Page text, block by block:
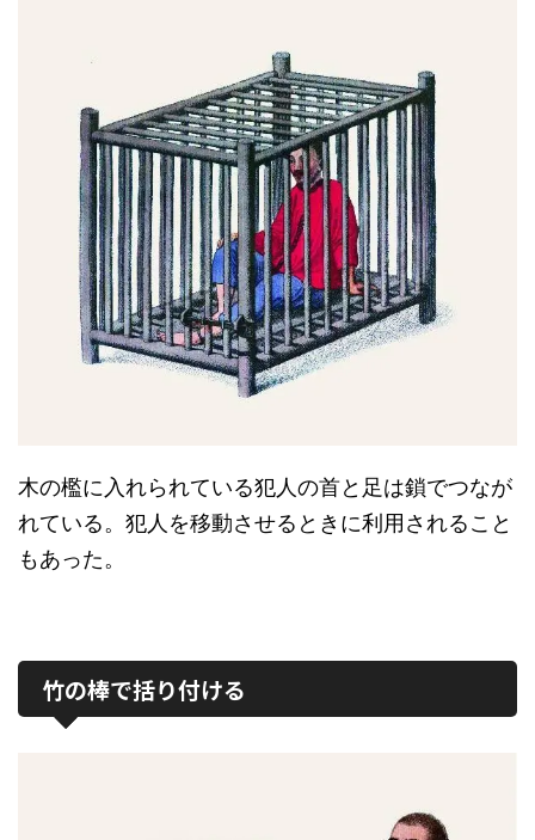
木の檻に入れられている犯人の首と足は鎖でつなが
れている。犯人を移動させるときに利用されること
もあった。
竹の棒で括り付ける